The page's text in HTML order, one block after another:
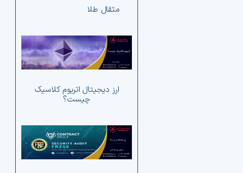
مثقال طلا
ارز دیجیتال اتریوم کلاسیک
چیست؟